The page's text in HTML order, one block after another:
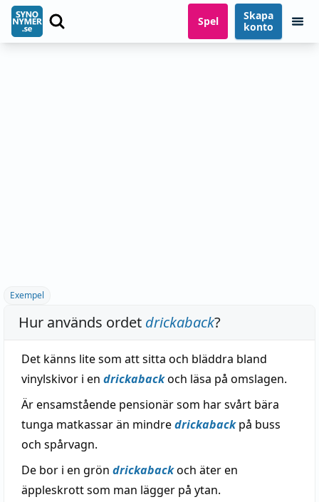
Spel
Skapa
konto
Exempel
Hur används ordet drickaback?
Det känns lite som att sitta och bläddra bland
vinylskivor i en drickabackoch läsa på omslagen.
Är ensamstående pensionär som har svårt bära
tunga matkassar än mindredrickabackpå buss
och spårvagn.
De bor i en grön drickabackoch äter en
äppleskrott som man lägger på ytan.